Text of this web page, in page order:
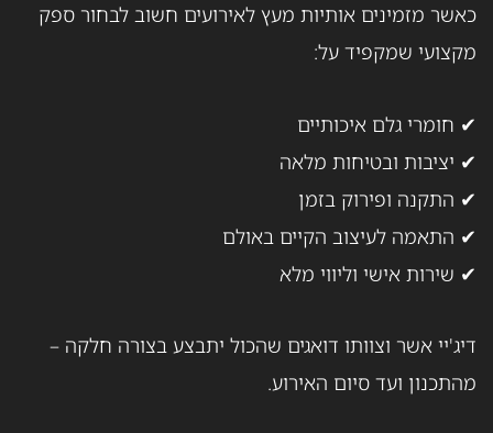
כאשר מזמינים אותיות מעץ לאירועים חשוב לבחור ספק
מקצועי שמקפיד על:
✔ חומרי גלם איכותיים
✔ יציבות ובטיחות מלאה
✔ התקנה ופירוק בזמן
✔ התאמה לעיצוב הקיים באולם
✔ שירות אישי וליווי מלא
דיג'יי אשר וצוותו דואגים שהכול יתבצע בצורה חלקה –
מהתכנון ועד סיום האירוע.